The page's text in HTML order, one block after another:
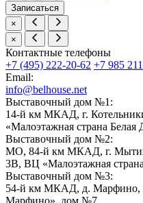
×
×
Контактные телефоны
+7 (495) 222-20-62 +7 985
Email:
info@belhouse.net
Выставочный дом №1:
14-й км МКАД, г.
«Малоэтажная страна
Выставочный дом №2:
МО, 84-й км МКАД, г.
3В, ВЦ «Малоэтажная
Выставочный дом №3:
54-й км МКАД, д. Марфино,